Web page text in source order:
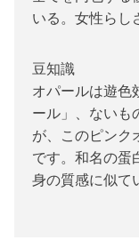
いる。女性らし
豆知識
オパールは遊色
ール」、ないも
が、このピンク
です。和名の蛋
身の質感に似て